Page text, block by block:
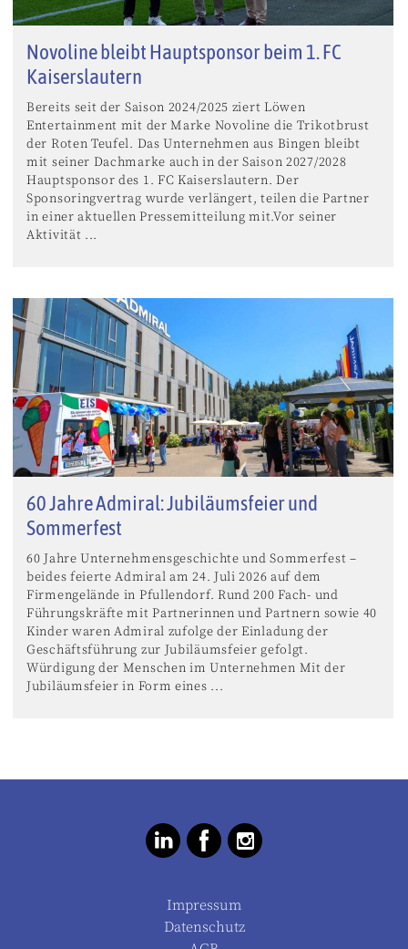
Novoline bleibt Hauptsponsor beim 1. FC
Kaiserslautern
Bereits seit der Saison 2024/2025 ziert Löwen
Entertainment mit der Marke Novoline die Trikotbrust
der Roten Teufel. Das Unternehmen aus Bingen bleibt
mit seiner Dachmarke auch in der Saison 2027/2028
Hauptsponsor des 1. FC Kaiserslautern. Der
Sponsoringvertrag wurde verlängert, teilen die Partner
in einer aktuellen Pressemitteilung mit.Vor seiner
Aktivität ...
60 Jahre Admiral: Jubiläumsfeier und
Sommerfest
60 Jahre Unternehmensgeschichte und Sommerfest –
beides feierte Admiral am 24. Juli 2026 auf dem
Firmengelände in Pfullendorf. Rund 200 Fach- und
Führungskräfte mit Partnerinnen und Partnern sowie 40
Kinder waren Admiral zufolge der Einladung der
Geschäftsführung zur Jubiläumsfeier gefolgt.
Würdigung der Menschen im Unternehmen Mit der
Jubiläumsfeier in Form eines ...
Impressum
Datenschutz